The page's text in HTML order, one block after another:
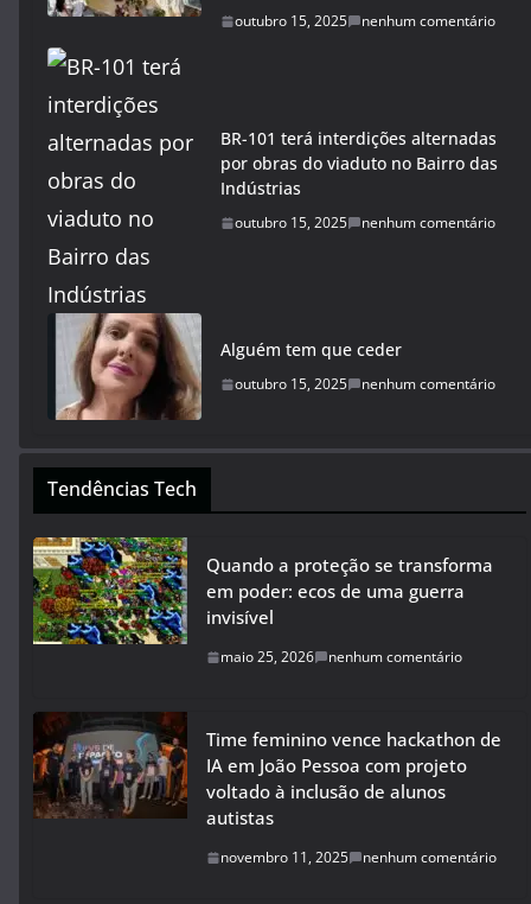
outubro 15, 2025 nenhum comentário
BR-101 terá interdições alternadas
por obras do viaduto no Bairro das
Indústrias
outubro 15, 2025 nenhum comentário
Alguém tem que ceder
outubro 15, 2025 nenhum comentário
Tendências Tech
Quando a proteção se transforma
em poder: ecos de uma guerra
invisível
maio 25, 2026 nenhum comentário
Time feminino vence hackathon de
IA em João Pessoa com projeto
voltado à inclusão de alunos
autistas
novembro 11, 2025 nenhum comentário